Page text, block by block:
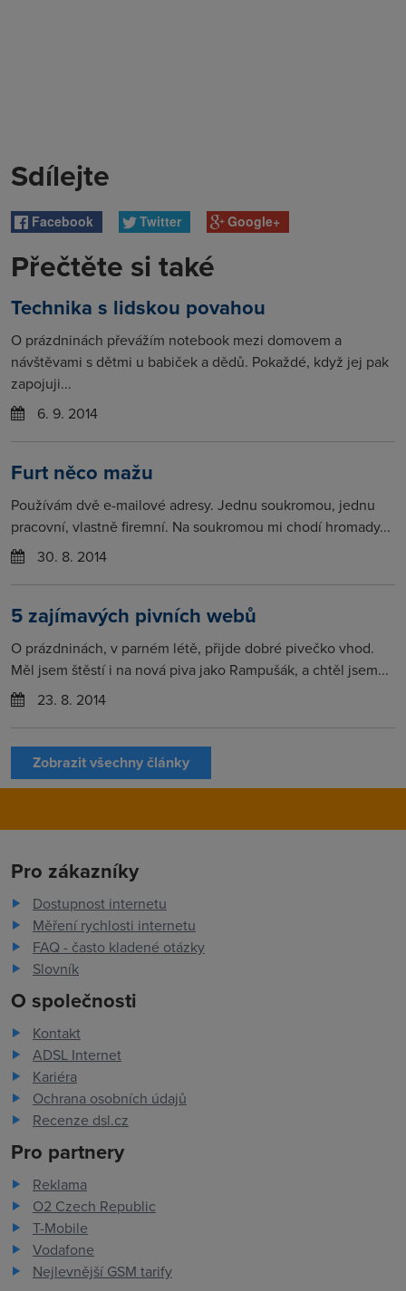
Sdílejte
Facebook Twitter Google+
Přečtěte si také
Technika s lidskou povahou
O prázdninách převážím notebook mezi domovem a
návštěvami s dětmi u babiček a dědů. Pokaždé, když jej pak
zapojuji...
6. 9. 2014
Furt něco mažu
Používám dvě e-mailové adresy. Jednu soukromou, jednu
pracovní, vlastně firemní. Na soukromou mi chodí hromady...
30. 8. 2014
5 zajímavých pivních webů
O prázdninách, v parném létě, přijde dobré pivečko vhod.
Měl jsem štěstí i na nová piva jako Rampušák, a chtěl jsem...
23. 8. 2014
Zobrazit všechny články
Pro zákazníky
Dostupnost internetu
Měření rychlosti internetu
FAQ - často kladené otázky
Slovník
O společnosti
Kontakt
ADSL Internet
Kariéra
Ochrana osobních údajů
Recenze dsl.cz
Pro partnery
Reklama
O2 Czech Republic
T-Mobile
Vodafone
Nejlevnější GSM tarify